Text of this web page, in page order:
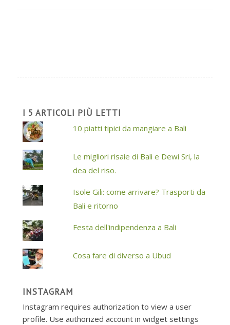
I 5 ARTICOLI PIÙ LETTI
10 piatti tipici da mangiare a Bali
Le migliori risaie di Bali e Dewi Sri, la
dea del riso.
Isole Gili: come arrivare? Trasporti da
Bali e ritorno
Festa dell'indipendenza a Bali
Cosa fare di diverso a Ubud
INSTAGRAM
Instagram requires authorization to view a user
profile. Use authorized account in widget settings